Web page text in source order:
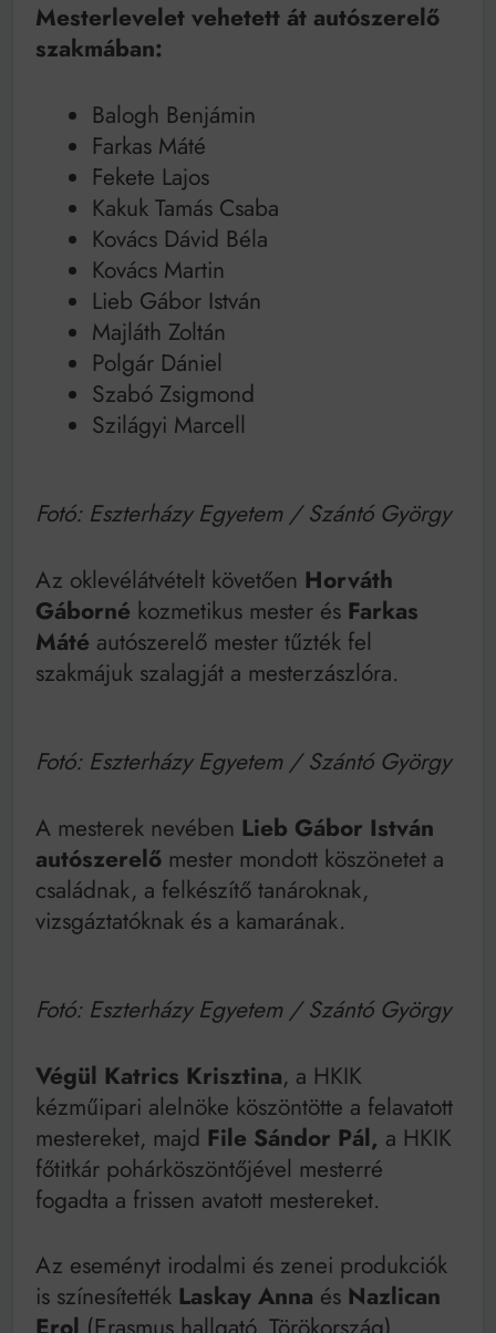
Mesterlevelet vehetett át autószerelő
szakmában:
Balogh Benjámin
Farkas Máté
Fekete Lajos
Kakuk Tamás Csaba
Kovács Dávid Béla
Kovács Martin
Lieb Gábor István
Majláth Zoltán
Polgár Dániel
Szabó Zsigmond
Szilágyi Marcell
Fotó: Eszterházy Egyetem / Szántó György
Az oklevélátvételt követően Horváth
Gáborné kozmetikus mester és Farkas
Máté autószerelő mester tűzték fel
szakmájuk szalagját a mesterzászlóra.
Fotó: Eszterházy Egyetem / Szántó György
A mesterek nevében Lieb Gábor István
autószerelő mester mondott köszönetet a
családnak, a felkészítő tanároknak,
vizsgáztatóknak és a kamarának.
Fotó: Eszterházy Egyetem / Szántó György
Végül Katrics Krisztina, a HKIK
kézműipari alelnöke köszöntötte a felavatott
mestereket, majd File Sándor Pál, a HKIK
főtitkár pohárköszöntőjével mesterré
fogadta a frissen avatott mestereket.
Az eseményt irodalmi és zenei produkciók
is színesítették Laskay Anna és Nazlican